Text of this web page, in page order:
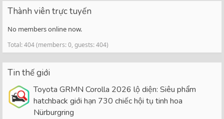
Thành viên trực tuyến
No members online now.
Total: 404 (members: 0, guests: 404)
Tin thế giới
Toyota GRMN Corolla 2026 lộ diện: Siêu phẩm
hatchback giới hạn 730 chiếc hội tụ tinh hoa
Nürburgring